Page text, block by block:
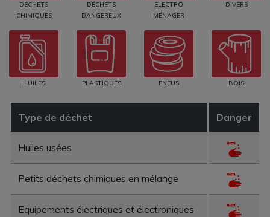
Type de déchet Danger
Huiles usées
Petits déchets chimiques en mélange
Equipements électriques et électroniques
DÉCHETS
CHIMIQUES
DÉCHETS
DANGEREUX
ELECTRO
MÉNAGER
DIVERS
HUILES PLASTIQUES PNEUS BOIS